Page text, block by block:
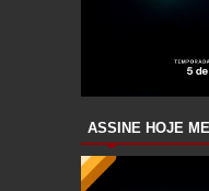
ASSINE HOJE